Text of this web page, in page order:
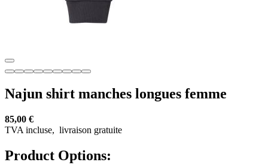
Najun shirt manches longues femme
85,00 €
TVA incluse, livraison gratuite
Product Options: